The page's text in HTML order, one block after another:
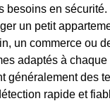
besoins en
un petit
un commerce ou
adaptés à
généralement des
rapide et